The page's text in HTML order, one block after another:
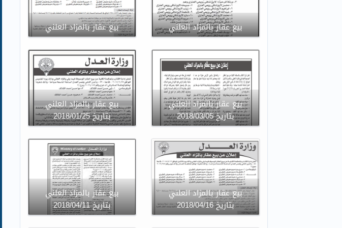
بيع عقار بالمزاد العلني بيع عقار بالمزاد العلني
بيع عقار بالمزاد العلني
بتاريخ 2018/01/25
بيع عقار بالمزاد العلني
بتاريخ 2018/03/05
بيع عقار بالمزاد العلني
بتاريخ 2018/04/11
بيع عقار بالمزاد العلني
بتاريخ 2018/04/16